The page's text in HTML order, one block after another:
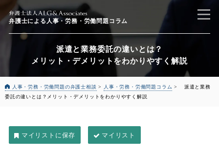
弁護士による 人事・労務・労働問題コラム
派遣と業務委託の違いとは？
メリット・デメリットをわかりやすく解説
人事・労務・労働問題の弁護士相談 > 人事・労務・労働問題コラム >
派遣と業務
委託の違いとは？ メリット・デメリットをわかりやすく解説
マイリスト